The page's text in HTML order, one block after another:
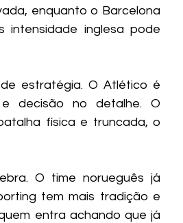
enquanto o Barcelona
intensidade inglesa pode
estratégia. O Atlético é
e decisão no detalhe. O
física e truncada, o
O time norueguês já
tem mais tradição e
entra achando que já